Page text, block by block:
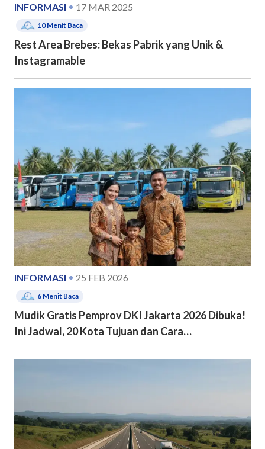
INFORMASI 17 MAR 2025
10Menit Baca
Rest Area Brebes: Bekas Pabrik yang Unik &
Instagramable
INFORMASI 25 FEB 2026
6 Menit Baca
Mudik Gratis Pemprov DKI Jakarta 2026 Dibuka!
Ini Jadwal, 20 Kota Tujuan dan Cara
Pendaftarannya